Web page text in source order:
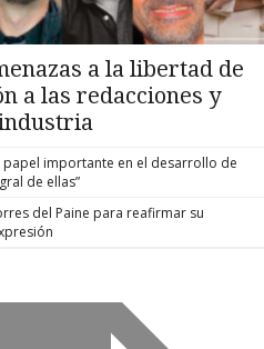
a la libertad de
a las redacciones y
papel importante en el desarrollo de
de ellas”
del Paine para reafirmar su